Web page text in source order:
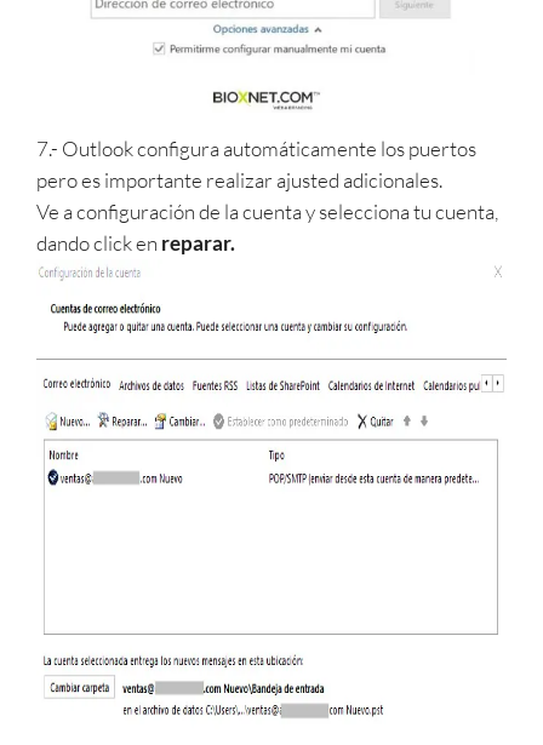
7.- Outlook configura automáticamente los puertos
pero es importante realizar ajusted adicionales.
Ve a configuración de la cuenta y selecciona tu cuenta,
dando click en reparar.